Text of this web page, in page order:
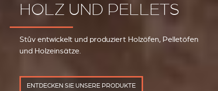
HOLZ UND PELLETS
Stûv entwickelt und produziert Holzöfen, Pelletöfen
und Holzeinsätze.
ENTDECKEN SIE UNSERE PRODUKTE